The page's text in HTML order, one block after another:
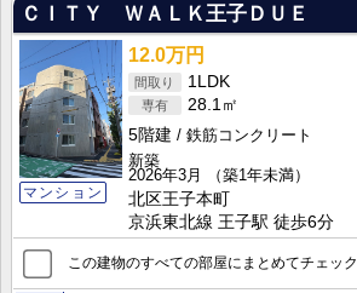
ＣＩＴＹ ＷＡＬＫ王子ＤＵＥ
マンション
12.0万円
1LDK
28.1㎡
5階建
鉄筋コンクリート
新築
2026年3月
（築1年未満）
北区王子本町
京浜東北線 王子駅 徒歩6分
この建物のすべての部屋にまとめてチェック